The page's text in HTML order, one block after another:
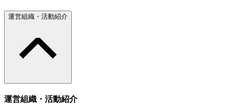
運営組織・活動紹介
運営組織・活動紹介